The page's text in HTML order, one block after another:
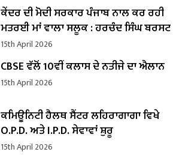
ਕੇਂਦਰ ਦੀ ਮੋਦੀ ਸਰਕਾਰ ਪੰਜਾਬ ਨਾਲ ਕਰ ਰਹੀ
ਮਤਰਈ ਮਾਂ ਵਾਲਾ ਸਲੂਕ : ਹਰਚੰਦ ਸਿੰਘ ਬਰਸਟ
15th April 2026
CBSE ਵੱਲੋਂ 10ਵੀਂ ਕਲਾਸ ਦੇ ਨਤੀਜੇ ਦਾ ਐਲਾਨ
15th April 2026
ਕਮਿਊਨਿਟੀ ਹੈਲਥ ਸੈਂਟਰ ਲਹਿਰਾਗਾਗਾ ਵਿਖੇ
O.P.D. ਅਤੇ I.P.D. ਸੇਵਾਵਾਂ ਸ਼ੁਰੂ
15th April 2026